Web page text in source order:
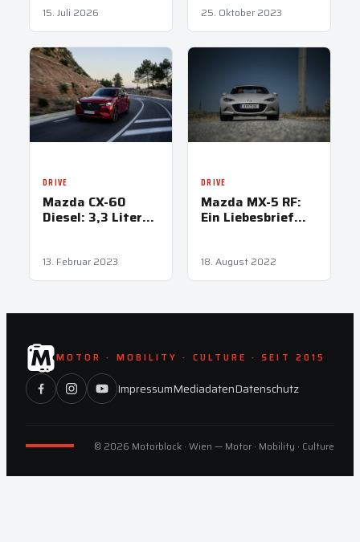
15. Juli 2026 25. Oktober 2023
DRIVE
Mazda CX-60
Diesel: 3,3 Liter
13. Februar 2023
DRIVE
Mazda MX-5 RF:
Ein Liebesbrief
18. August 2022
MOTOR · MOBILITY · CULTURE · SEIT 2015
ImpressumMediadatenDatenschutz
© 2026 Motorblock · Wien — Motor · Mobility · Culture